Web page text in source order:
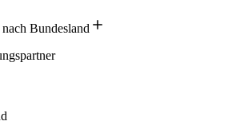
Bundesland